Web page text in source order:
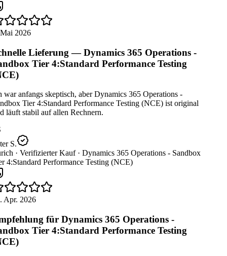
2026
Lieferung — Dynamics 365 Operations -
Tier 4:Standard Performance Testing
anfangs skeptisch, aber Dynamics 365 Operations -
Tier 4:Standard Performance Testing (NCE) ist original
läuft stabil auf allen Rechnern.
S.
· Verifizierter Kauf · Dynamics 365 Operations - Sandbox
4:Standard Performance Testing (NCE)
Apr. 2026
für Dynamics 365 Operations -
Tier 4:Standard Performance Testing